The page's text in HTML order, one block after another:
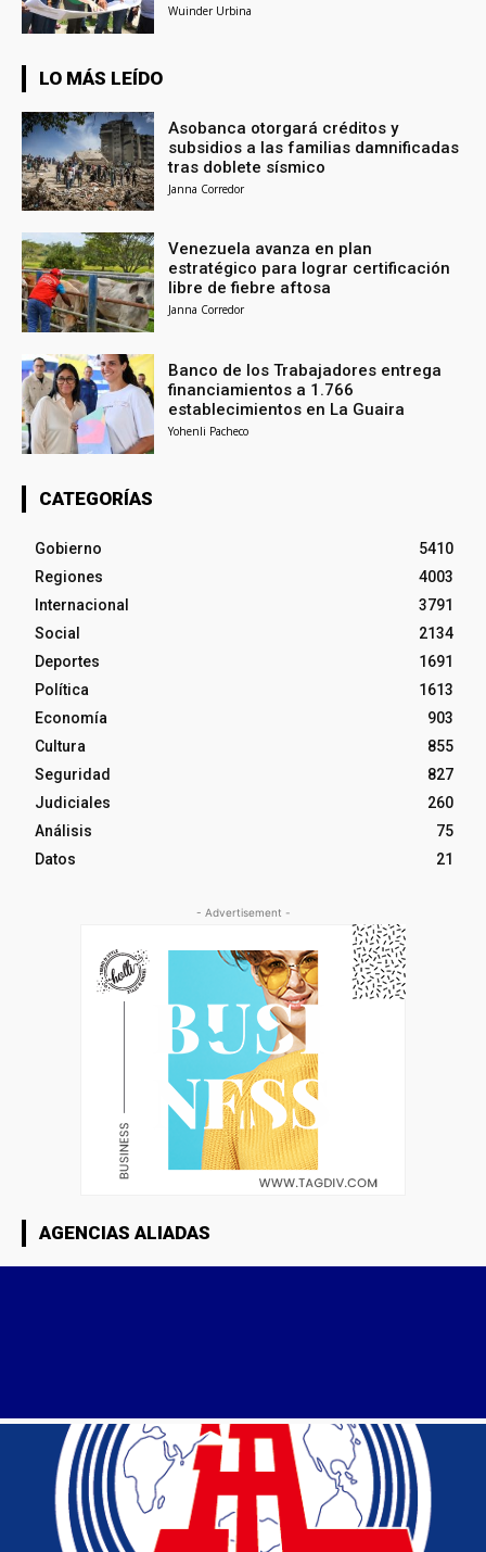
Wuinder Urbina
LO MÁS LEÍDO
Asobanca otorgará créditos y
subsidios a las familias damnificadas
tras doblete sísmico
Janna Corredor
Venezuela avanza en plan
estratégico para lograr certificación
libre de fiebre aftosa
Janna Corredor
Banco de los Trabajadores entrega
financiamientos a 1.766
establecimientos en La Guaira
Yohenli Pacheco
CATEGORÍAS
Gobierno
5410
Regiones
4003
Internacional
3791
Social
2134
Deportes
1691
Política
1613
Economía
903
Cultura
855
Seguridad
827
Judiciales
260
Análisis
75
Datos
21
- Advertisement -
AGENCIAS ALIADAS